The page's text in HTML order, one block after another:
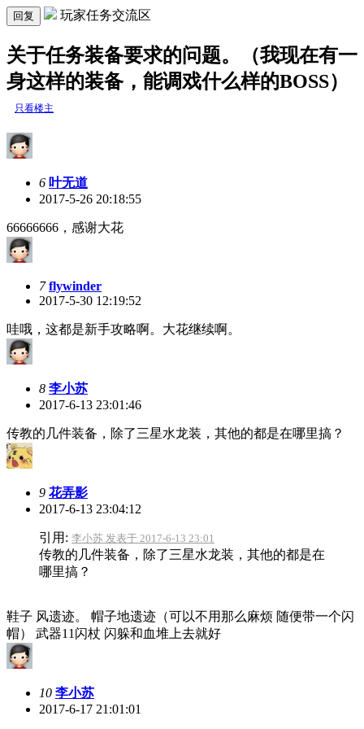
回复 玩家任务交流区
关于任务装备要求的问题。（我现在有一
身这样的装备，能调戏什么样的BOSS）
只看楼主
6 叶无道
2017-5-26 20:18:55
66666666，感谢大花
7 flywinder
2017-5-30 12:19:52
哇哦，这都是新手攻略啊。大花继续啊。
8 李小苏
2017-6-13 23:01:46
传教的几件装备，除了三星水龙装，其他的都是在哪里搞？
9 花弄影
2017-6-13 23:04:12
引用: 李小苏 发表于 2017-6-13 23:01
传教的几件装备，除了三星水龙装，其他的都是在
哪里搞？
鞋子 风遗迹。 帽子地遗迹（可以不用那么麻烦 随便带一个闪
帽） 武器11闪杖 闪躲和血堆上去就好
10 李小苏
2017-6-17 21:01:01